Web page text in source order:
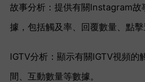
故事分析：提供有關Instagram故
據，包括觸及率、回覆數量、點擊
IGTV分析：顯示有關IGTV視頻的
間、互動數量等數據。